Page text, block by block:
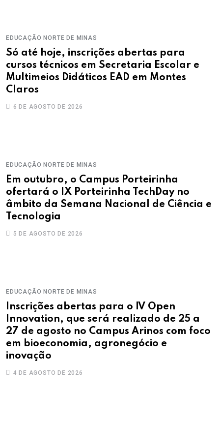
EDUCAÇÃO NORTE DE MINAS
Só até hoje, inscrições abertas para
cursos técnicos em Secretaria Escolar e
Multimeios Didáticos EAD em Montes
Claros
6 DE AGOSTO DE 2026
EDUCAÇÃO NORTE DE MINAS
Em outubro, o Campus Porteirinha
ofertará o IX Porteirinha TechDay no
âmbito da Semana Nacional de Ciência e
Tecnologia
5 DE AGOSTO DE 2026
EDUCAÇÃO NORTE DE MINAS
Inscrições abertas para o IV Open
Innovation, que será realizado de 25 a
27 de agosto no Campus Arinos com foco
em bioeconomia, agronegócio e
inovação
4 DE AGOSTO DE 2026